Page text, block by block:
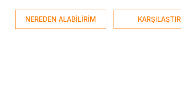
NEREDEN ALABİLİRİM KARŞILAŞTIR